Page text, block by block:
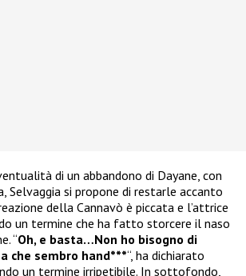
di un abbandono di Dayane, con
Selvaggia si propone di restarle accanto
della Cannavò è piccata e l’attrice
un termine che ha fatto storcere il naso
“Oh, e basta…Non ho bisogno di
che sembro hand***“, ha dichiarato
un termine irripetibile. In sottofondo,